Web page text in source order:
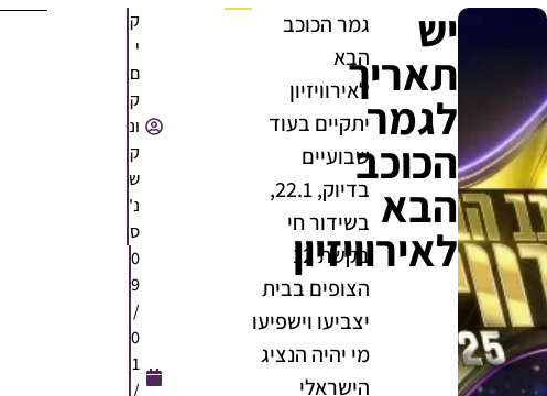
יש
תאריך
לגמר
הכוכב
הבא
לאירוויזיון
גמר הכוכב
הבא
לאירוויזיון
יתקיים בעוד
שבועיים
בדיוק, 22.1,
בשידור חי
בקשת 12
הצופים בבית
יצביעו וישפיעו
מי יהיה הנציג
הישראלי
ק
י
ם
ק
ונ
ק
ש
נ'
ס
0
9
/
0
1
/